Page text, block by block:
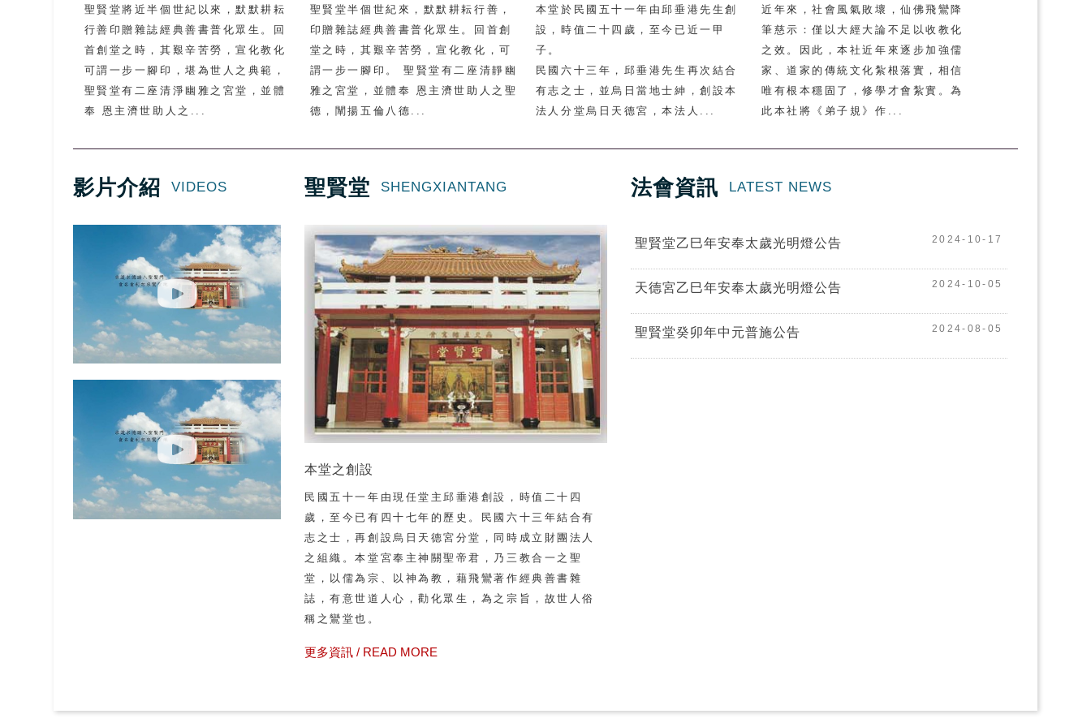
聖賢堂將近半個世紀以來，默默耕耘
行善印贈雜誌經典善書普化眾生。回
首創堂之時，其艱辛苦勞，宣化教化
可謂一步一腳印，堪為世人之典範，
聖賢堂有二座清淨幽雅之宮堂，並體
奉 恩主濟世助人之...
聖賢堂半個世紀來，默默耕耘行善，
印贈雜誌經典善書普化眾生。回首創
堂之時，其艱辛苦勞，宣化教化，可
謂一步一腳印。 聖賢堂有二座清靜幽
雅之宮堂，並體奉 恩主濟世助人之聖
德，闡揚五倫八德...
本堂於民國五十一年由邱垂港先生創
設，時值二十四歲，至今已近一甲
子。
民國六十三年，邱垂港先生再次結合
有志之士，並烏日當地士紳，創設本
法人分堂烏日天德宮，本法人...
近年來，社會風氣敗壞，仙佛飛鸞降
筆慈示：僅以大經大論不足以收教化
之效。因此，本社近年來逐步加強儒
家、道家的傳統文化紮根落實，相信
唯有根本穩固了，修學才會紮實。為
此本社將《弟子規》作...
影片介紹 VIDEOS 聖賢堂 SHENGXIANTANG
本堂之創設
民國五十一年由現任堂主邱垂港創設，時值二十四
歲，至今已有四十七年的歷史。民國六十三年結合有
志之士，再創設烏日天德宮分堂，同時成立財團法人
之組織。本堂宮奉主神關聖帝君，乃三教合一之聖
堂，以儒為宗、以神為教，藉飛鸞著作經典善書雜
誌，有意世道人心，勸化眾生，為之宗旨，故世人俗
稱之鸞堂也。
更多資訊 / READ MORE
法會資訊 LATEST NEWS
聖賢堂乙巳年安奉太歲光明燈公告 2024-10-17
天德宮乙巳年安奉太歲光明燈公告 2024-10-05
聖賢堂癸卯年中元普施公告 2024-08-05